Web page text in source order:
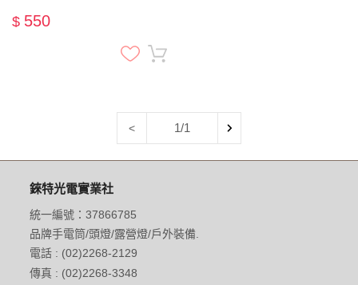
$ 550
< 1/1
錸特光電實業社
統一編號：37866785
品牌手電筒/頭燈/露營燈/戶外裝備.
電話 : (02)2268-2129
傳真 : (02)2268-3348